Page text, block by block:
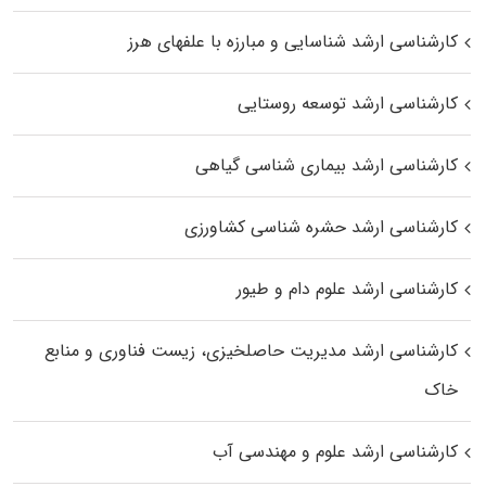
کارشناسی ارشد شناسایی و مبارزه با علفهای هرز
کارشناسی ارشد توسعه روستایی
کارشناسی ارشد بیماری‌ شناسی گیاهی
کارشناسی ارشد حشره‌ شناسی کشاورزی
کارشناسی ارشد علوم دام و طیور
کارشناسی ارشد مدیریت حاصلخیزی، زیست فناوری و منابع
خاک
کارشناسی ارشد علوم و مهندسی آب